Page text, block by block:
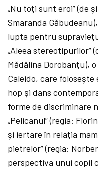
„Nu toți sunt eroi” (de
Smaranda
lupta pentru
„Aleea stereotipurilor”
Mădălina Dorobanțu),
Caleido, care
hop și dans
forme de discriminare
„Pelicanul” (regia:
și iertare în relația
pietrelor” (regia:
perspectiva unui copil